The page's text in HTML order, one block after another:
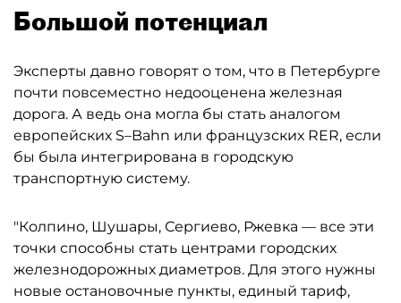
Большой потенциал
Эксперты давно говорят о том, что в Петербурге
почти повсеместно недооценена железная
дорога. А ведь она могла бы стать аналогом
европейских S–Bahn или французских RER, если
бы была интегрирована в городскую
транспортную систему.
"Колпино, Шушары, Сергиево, Ржевка — все эти
точки способны стать центрами городских
железнодорожных диаметров. Для этого нужны
новые остановочные пункты, единый тариф,